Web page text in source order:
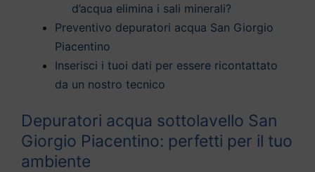
d’acqua elimina i sali minerali?
Preventivo depuratori acqua San Giorgio
Piacentino
Inserisci i tuoi dati per essere ricontattato
da un nostro tecnico
Depuratori acqua sottolavello San
Giorgio Piacentino: perfetti per il tuo
ambiente